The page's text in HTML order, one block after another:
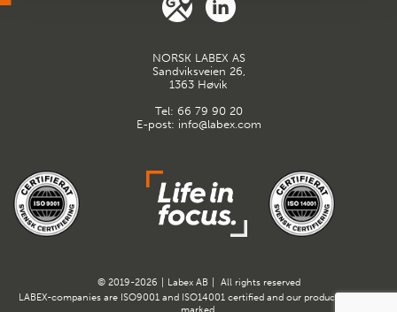
NORSK LABEX AS
Sandviksveien 26,
1363 Høvik
Tel: 66 79 90 20
E-post: info@labex.com
© 2019-2026 Labex AB
All rights reserved
LABEX-companies are ISO9001 and ISO14001 certified and our products are CE-